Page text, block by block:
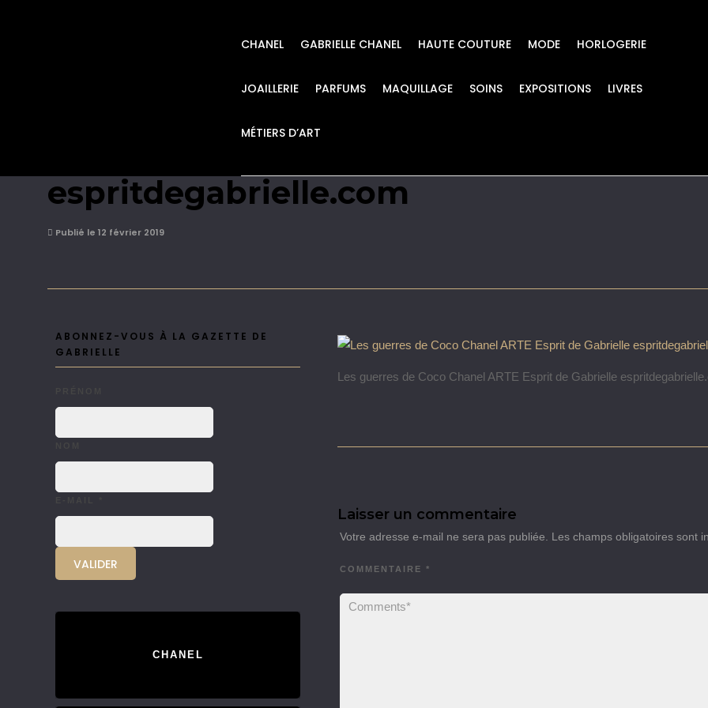
CHANEL GABRIELLE CHANEL HAUTE COUTURE MODE HORLOGERIE
JOAILLERIE PARFUMS MAQUILLAGE SOINS EXPOSITIONS LIVRES
MÉTIERS D’ART
espritdegabrielle.com
Publié le 12 février 2019
Les guerres de Coco Chanel ARTE Esprit de Gabrielle
Laisser un commentaire
Votre adresse e-mail ne sera pas publiée. Les champs obligatoires sont
COMMENTAIRE *
ABONNEZ-VOUS À LA GAZETTE DE
GABRIELLE
CHANEL